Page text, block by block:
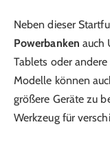
Neben dieser
Powerbanken auch
Tablets oder
Modelle können
größere Geräte zu
Werkzeug für